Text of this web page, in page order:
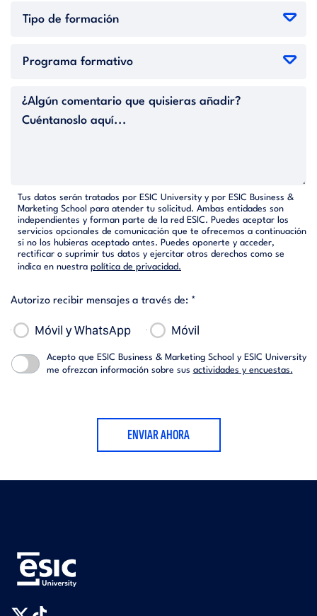
Tus datos serán tratados por ESIC University y por ESIC Business &
Marketing School para atender tu solicitud. Ambas entidades son
independientes y forman parte de la red ESIC. Puedes aceptar los
servicios opcionales de comunicación que te ofrecemos a continuación
si no los hubieras aceptado antes. Puedes oponerte y acceder,
rectificar o suprimir tus datos y ejercitar otros derechos como se
indica en nuestra política de privacidad.
Autorizo recibir mensajes a través de: *
Móvil y WhatsApp Móvil
Acepto que ESIC Business & Marketing School y ESIC University
me ofrezcan información sobre sus actividades y encuestas.
ENVIAR AHORA